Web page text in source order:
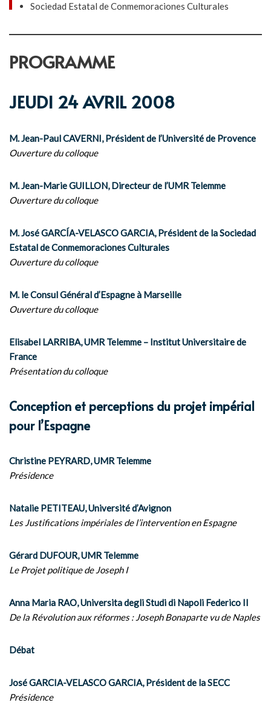
Sociedad Estatal de Conmemoraciones Culturales
PROGRAMME
JEUDI 24 AVRIL 2008
M. Jean-Paul CAVERNI, Président de l’Université de Provence
Ouverture du colloque
M. Jean-Marie GUILLON, Directeur de l’UMR Telemme
Ouverture du colloque
M. José GARCÍA-VELASCO GARCIA, Président de la Sociedad
Estatal de Conmemoraciones Culturales
Ouverture du colloque
M. le Consul Général d’Espagne à Marseille
Ouverture du colloque
Elisabel LARRIBA, UMR Telemme – Institut Universitaire de
France
Présentation du colloque
Conception et perceptions du projet impérial
pour l’Espagne
Christine PEYRARD, UMR Telemme
Présidence
Natalie PETITEAU, Université d’Avignon
Les Justifications impériales de l’intervention en Espagne
Gérard DUFOUR, UMR Telemme
Le Projet politique de Joseph I
Anna Maria RAO, Universita degli Studi di Napoli Federico II
De la Révolution aux réformes : Joseph Bonaparte vu de Naples
Débat
José GARCIA-VELASCO GARCIA, Président de la SECC
Présidence